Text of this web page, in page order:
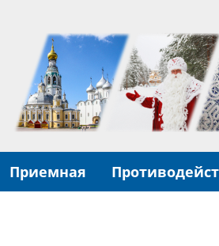
Приемная